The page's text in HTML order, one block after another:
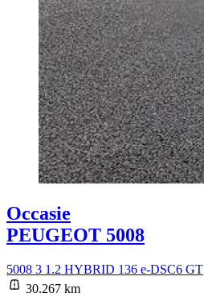
Occasie
PEUGEOT 5008
5008 3 1.2 HYBRID 136 e-DSC6 GT
30.267 km